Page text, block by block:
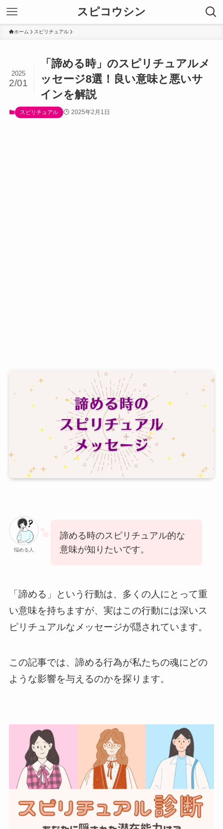
スピコウシン
ホーム スピリチュアル
「諦める時」のスピリチュアルメ
ッセージ8選！良い意味と悪いサ
インを解説
2025
2/01
スピリチュアル 2025年2月1日
悩める人
諦める時のスピリチュアル的な
意味が知りたいです。
「諦める」という行動は、多くの人にとって重
い意味を持ちますが、実はこの行動には深いス
ピリチュアルなメッセージが隠されています。
この記事では、諦める行為が私たちの魂にどの
ような影響を与えるのかを探ります。